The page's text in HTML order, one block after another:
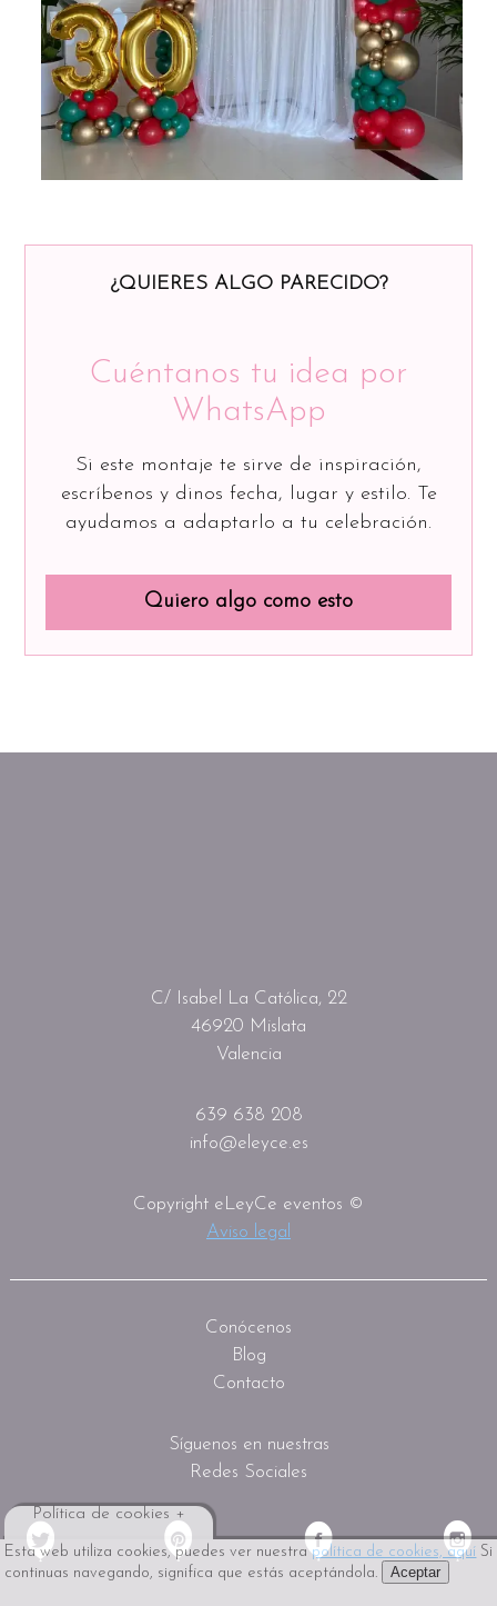
Esta web utiliza cookies, puedes ver nuestrapolítica de cookies, aquí Si
continuas navegando, significa que estás aceptándola.
Aceptar
Política de cookies +
¿QUIERES ALGO PARECIDO?
Cuéntanos tu idea por
WhatsApp
Si este montaje te sirve de inspiración,
escríbenos y dinos fecha, lugar y estilo. Te
ayudamos a adaptarlo a tu celebración.
Quiero algo como esto
C/ Isabel La Católica, 22
46920 Mislata
Valencia
639 638 208
info@eleyce.es
Copyright eLeyCe eventos ©
Aviso legal
Conócenos
Blog
Contacto
Síguenos en nuestras
Redes Sociales